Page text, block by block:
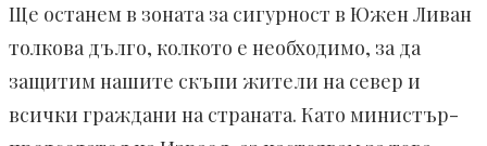
Ще останем в зоната за сигурност в Южен Ливан
толкова дълго, колкото е необходимо, за да
защитим нашите скъпи жители на север и
всички граждани на страната. Като министър-